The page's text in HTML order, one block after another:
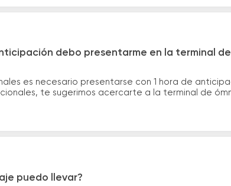
debo presentarme en la terminal de
es necesario presentarse con 1 hora de
te sugerimos acercarte a la terminal de
puedo llevar?